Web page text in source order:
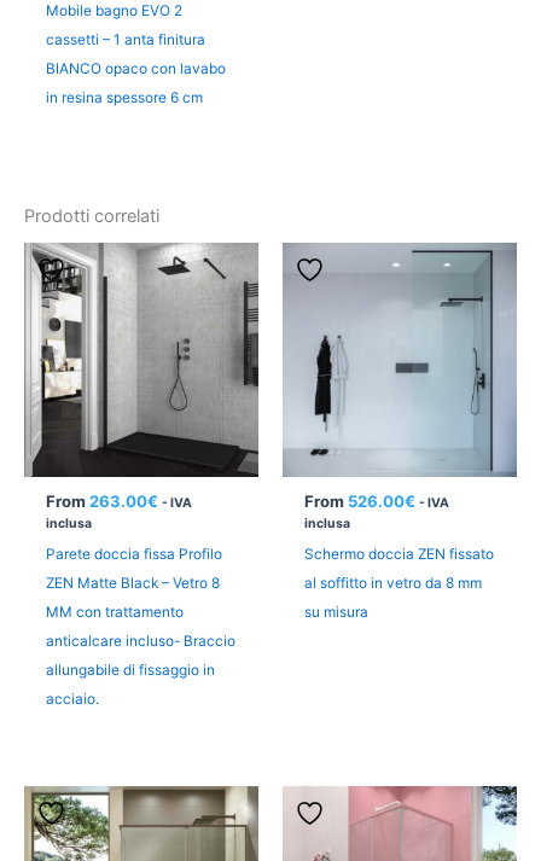
Mobile bagno EVO 2
cassetti – 1 anta finitura
BIANCO opaco con lavabo
in resina spessore 6 cm
Prodotti correlati
From 263.00€ - IVA
inclusa
Parete doccia fissa Profilo
ZEN Matte Black – Vetro 8
MM con trattamento
anticalcare incluso- Braccio
allungabile di fissaggio in
acciaio.
From 526.00€ - IVA
inclusa
Schermo doccia ZEN fissato
al soffitto in vetro da 8 mm
su misura